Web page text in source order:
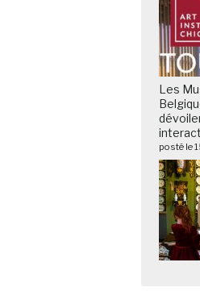
Les
posté le